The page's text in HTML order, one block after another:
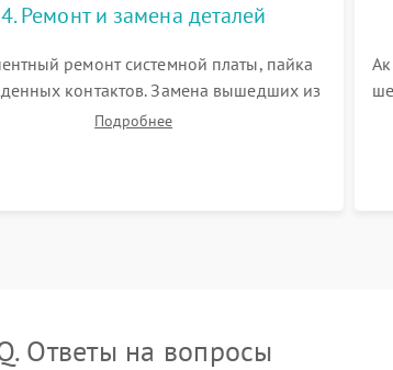
4. Ремонт и замена деталей
ремонт системной платы, пайка
контактов. Замена вышедших из
изношенного аккумулятора,
Подробнее
Ответы на вопросы